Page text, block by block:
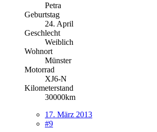
Petra
Geburtstag
24. April
Geschlecht
Weiblich
Wohnort
Münster
Motorrad
XJ6-N
Kilometerstand
30000km
17. März 2013
#9